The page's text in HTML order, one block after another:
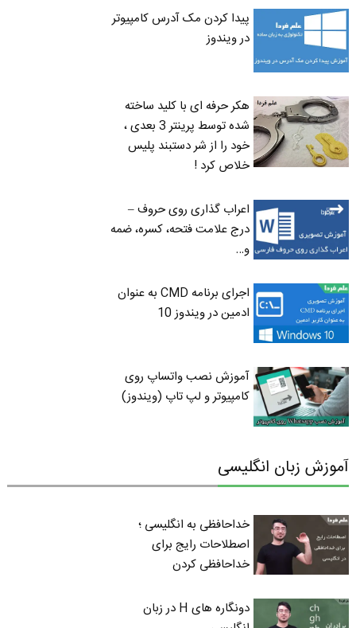
پیدا کردن مک آدرس کامپیوتر
در ویندوز
هکر حرفه ای با کلید ساخته
شده توسط پرینتر 3 بعدی ،
خود را از شر دستبند پلیس
خلاص کرد !
اعراب گذاری روی حروف –
درج علامت فتحه، کسره، ضمه
و…
اجرای برنامه CMD به عنوان
ادمین در ویندوز 10
آموزش نصب واتساپ روی
کامپیوتر و لپ تاپ (ویندوز)
آموزش زبان انگلیسی
خداحافظی به انگلیسی ؛
اصطلاحات رایج برای
خداحافظی کردن
دونگاره های H در زبان